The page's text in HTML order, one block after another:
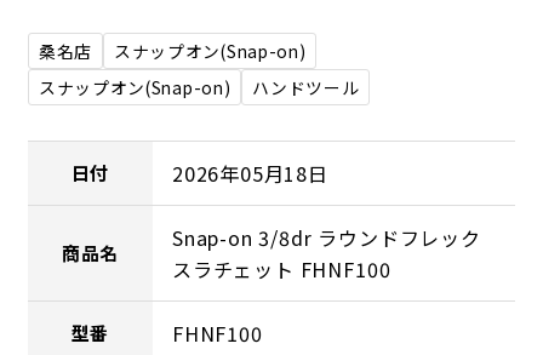
桑名店
スナップオン(Snap-on)
スナップオン(Snap-on)
ハンドツール
日付 2026年05月18日
商品名
Snap-on 3/8dr ラウンドフレック
スラチェット FHNF100
型番 FHNF100